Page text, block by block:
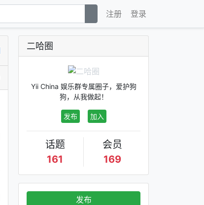
注册 登录
二哈圈
Yii China 娱乐群专属圈子，爱护狗
狗，从我做起！
发布 加入
话题
161
会员
169
发布